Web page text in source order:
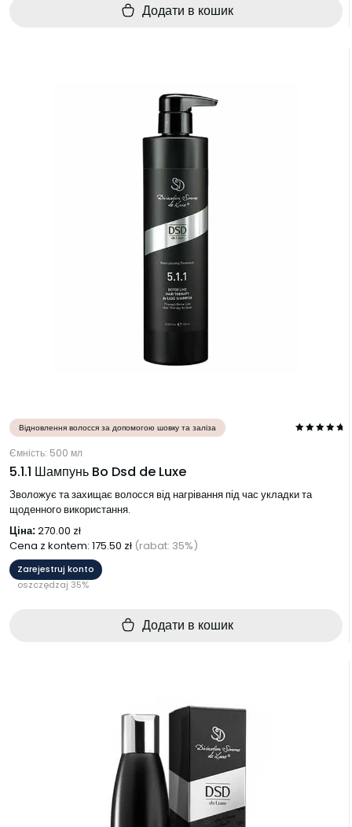
Додати в кошик
Відновлення волосся за допомогою шовку та заліза
Ємність: 500 мл
5.1.1 Шампунь Bo Dsd de Luxe
Зволожує та захищає волосся від нагрівання під час укладки та
щоденного використання.
Ціна:270.00 zł
Cena z kontem: 175.50 zł (rabat: 35%)
Zarejestruj konto
oszczędzaj 35%
Додати в кошик